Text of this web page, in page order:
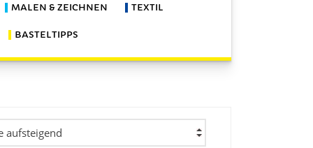
MALEN & ZEICHNEN TEXTIL
BASTELTIPPS